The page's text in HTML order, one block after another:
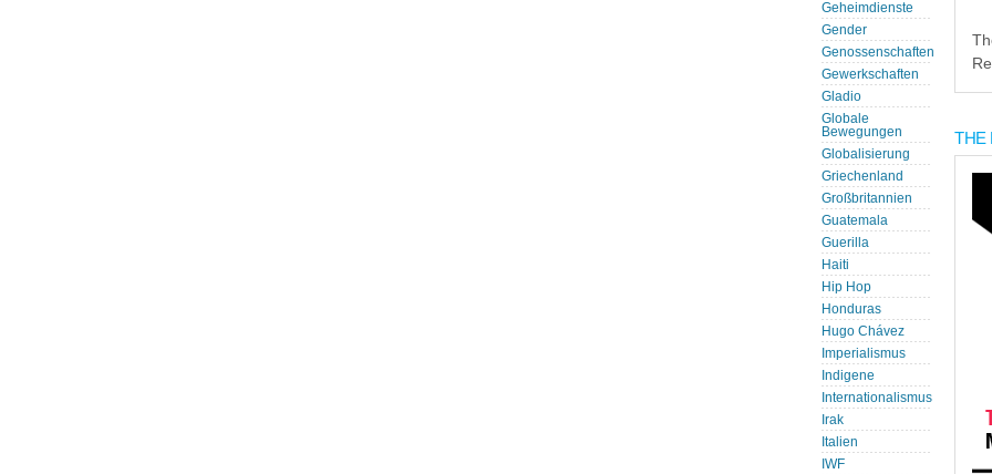
Geheimdienste
Gender
Genossenschaften
Gewerkschaften
Gladio
Globale
Bewegungen
Globalisierung
Griechenland
Großbritannien
Guatemala
Guerilla
Haiti
Hip Hop
Honduras
Hugo Chávez
Imperialismus
Indigene
Internationalismus
Irak
Italien
IWF
THE